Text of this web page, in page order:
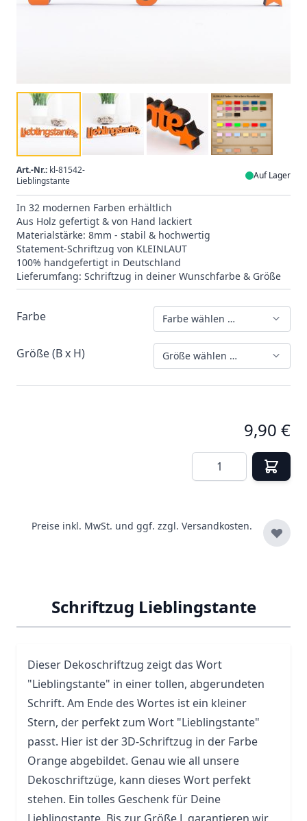
Art.-Nr.: kl-81542-
Lieblingstante
Auf Lager
In 32 modernen Farben erhältlich
Aus Holz gefertigt & von Hand lackiert
Materialstärke: 8mm - stabil & hochwertig
Statement-Schriftzug von KLEINLAUT
100% handgefertigt in Deutschland
Lieferumfang: Schriftzug in deiner Wunschfarbe & Größe
Farbe Farbe wählen …
Größe (B x H) Größe wählen …
9,90 €
Menge
Preise inkl. MwSt. und ggf. zzgl. Versandkosten.
Schriftzug Lieblingstante
Dieser Dekoschriftzug zeigt das Wort
"Lieblingstante" in einer tollen, abgerundeten
Schrift. Am Ende des Wortes ist ein kleiner
Stern, der perfekt zum Wort "Lieblingstante"
passt. Hier ist der 3D-Schriftzug in der Farbe
Orange abgebildet. Genau wie all unsere
Dekoschriftzüge, kann dieses Wort perfekt
stehen. Ein tolles Geschenk für Deine
Lieblingstante. Bis zur Größe L garantieren wir,